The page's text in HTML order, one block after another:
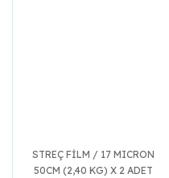
STREÇ FİLM / 17 MICRON
50CM (2,40 KG) X 2 ADET